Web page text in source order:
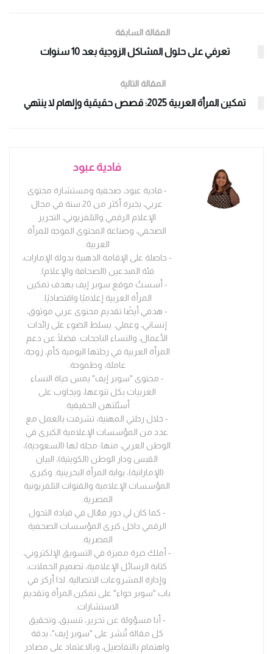
المقالة السابقة
تعرفي على حلول المشاكل الزوجية بعد 10 سنوات
المقالة التالية
تمكين المرأة العربية 2025: قصص حقيقية وإلهام لا ينتهي
فادية عبود
- فادية عبود، صحفية ومستشارة محتوى
عربي، بخبرة أكثر من 20 سنة في مجال
الإعلام الرقمي والتلفزيوني، التحرير
الصحفي، وصناعة المحتوى الموجه للمرأة
العربية.
- حاصلة على الإقامة الذهبية بدولة الإمارات،
فئة المبدعين (الصحافة والإعلام).
- أسستُ موقع سوبر إيف بهدف تمكين
المرأة العربية إعلاميًا واقتصاديًا.
- هدفي أيضًا تقديم محتوى عربي موثوق،
إنساني، وعملي. يسلط الضوء على رائدات
الأعمال، والنساء الناجحات. فضلًا عن دعم
المرأة العربية في رحلتها اليومية كأم، زوجة،
عاملة، وطموحة.
- محتوى "سوبر إيف" يمس حياة النساء
العربيات بكل تنوعها، ويجاوب على
أسئلتهن الحقيقية.
- خلال رحلتي المهنية، تشرفت بالعمل مع
عدد من المؤسسات الإعلامية الكبرى في
الوطن العربي، منها: مجلة لها (السعودية)،
القبس ودار الوطن (الكويتية)، البيان
(الإماراتية)، بوابة المرأة البحرينية. وكبرى
المؤسسات الإعلامية والقنوات التلفزيونية
المصرية.
- كما كان لي دور فعّال في قيادة التحول
الرقمي داخل كبرى المؤسسات الصحفية
المصرية.
- أملك خبرة مميزة في التسويق الإلكتروني،
كتابة الرسائل الإعلامية، تصميم الحملات،
وإدارة المشروعات الاتصالية. لذا أركز في
باب "سوبر حواء" على تمكين المرأة وتقديم
الاستشارات.
- أنا مسؤولة عن تحرير، تنسيق، وتحقيق
كل مقالة تُنشر على "سوبر إيف"، بدقة
واهتمام بالتفاصيل، وبالاعتماد على مصادر